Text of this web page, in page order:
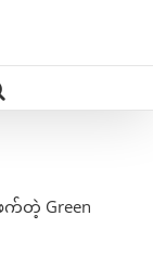
က်တဲ့ Green